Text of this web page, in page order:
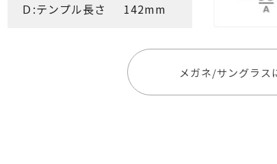
Ｄ:テンプル長さ 142mm
メガネ/サングラス